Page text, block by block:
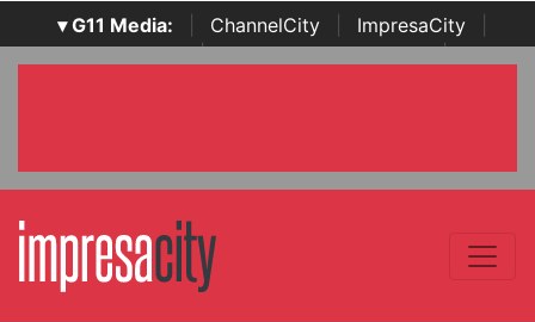
▾ G11 Media: ChannelCity ImpresaCity
SecurityOpenLab | Italian Channel Awards | Italian